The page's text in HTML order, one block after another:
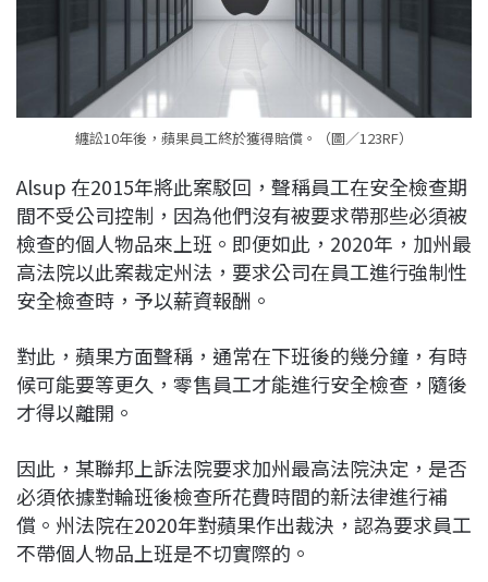
纏訟10年後，蘋果員工終於獲得賠償。（圖／123RF）
Alsup 在2015年將此案駁回，聲稱員工在安全檢查期
間不受公司控制，因為他們沒有被要求帶那些必須被
檢查的個人物品來上班。即便如此，2020年，加州最
高法院以此案裁定州法，要求公司在員工進行強制性
安全檢查時，予以薪資報酬。
對此，蘋果方面聲稱，通常在下班後的幾分鐘，有時
候可能要等更久，零售員工才能進行安全檢查，隨後
才得以離開。
因此，某聯邦上訴法院要求加州最高法院決定，是否
必須依據對輪班後檢查所花費時間的新法律進行補
償。州法院在2020年對蘋果作出裁決，認為要求員工
不帶個人物品上班是不切實際的。